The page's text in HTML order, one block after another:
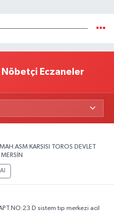
Eczaneler
KARŞISI TOROS DEVLET
D sistem tıp merkezi acil